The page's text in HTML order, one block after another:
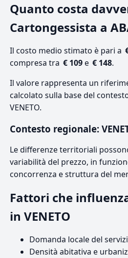
Quanto costa
Cartongessista a
Il costo medio stimato è pari a
compresa tra € 109e € 148.
Il valore rappresenta un
calcolato sulla base del
VENETO.
Contesto regionale:
Le differenze territoriali
variabilità del prezzo, in
concorrenza e struttura del
Fattori che
in VENETO
Domanda locale del
Densità abitativa e